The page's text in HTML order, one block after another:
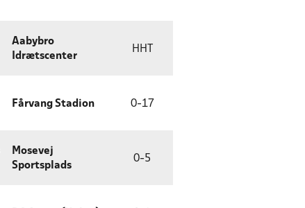
Aabybro
Idrætscenter
HHT
Fårvang Stadion 0-17
Mosevej
Sportsplads
0-5